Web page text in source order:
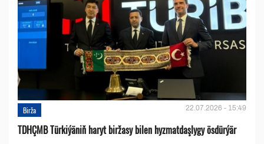
Birža 22.07.2026 - 15:49
TDHÇMB Türkiýäniň haryt biržasy bilen hyzmatdaşlygy ösdürýär